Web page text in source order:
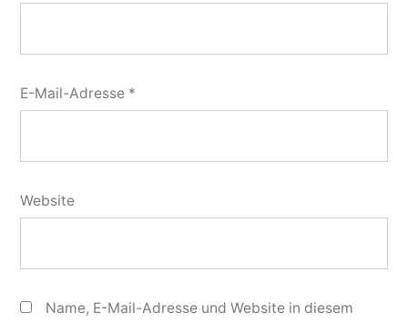
E-Mail-Adresse *
Website
Name, E-Mail-Adresse und Website in diesem